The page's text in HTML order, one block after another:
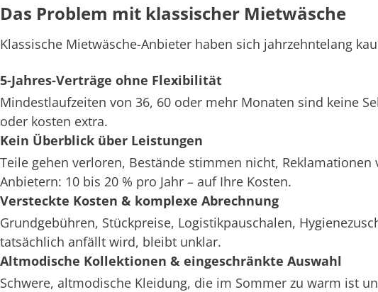
Das Problem mit klassischer Mietwäsche
Klassische Mietwäsche-Anbieter haben sich jahrzehntelang
5-Jahres-Verträge ohne Flexibilität
Mindestlaufzeiten von 36, 60 oder mehr Monaten sind keine
oder kosten extra.
Kein Überblick über Leistungen
Teile gehen verloren, Bestände stimmen nicht,
Anbietern: 10 bis 20 % pro Jahr – auf Ihre Kosten.
Versteckte Kosten & komplexe Abrechnung
Grundgebühren, Stückpreise, Logistikpauschalen,
tatsächlich anfällt wird, bleibt unklar.
Altmodische Kollektionen & eingeschränkte Auswahl
Schwere, altmodische Kleidung, die im Sommer zu warm ist